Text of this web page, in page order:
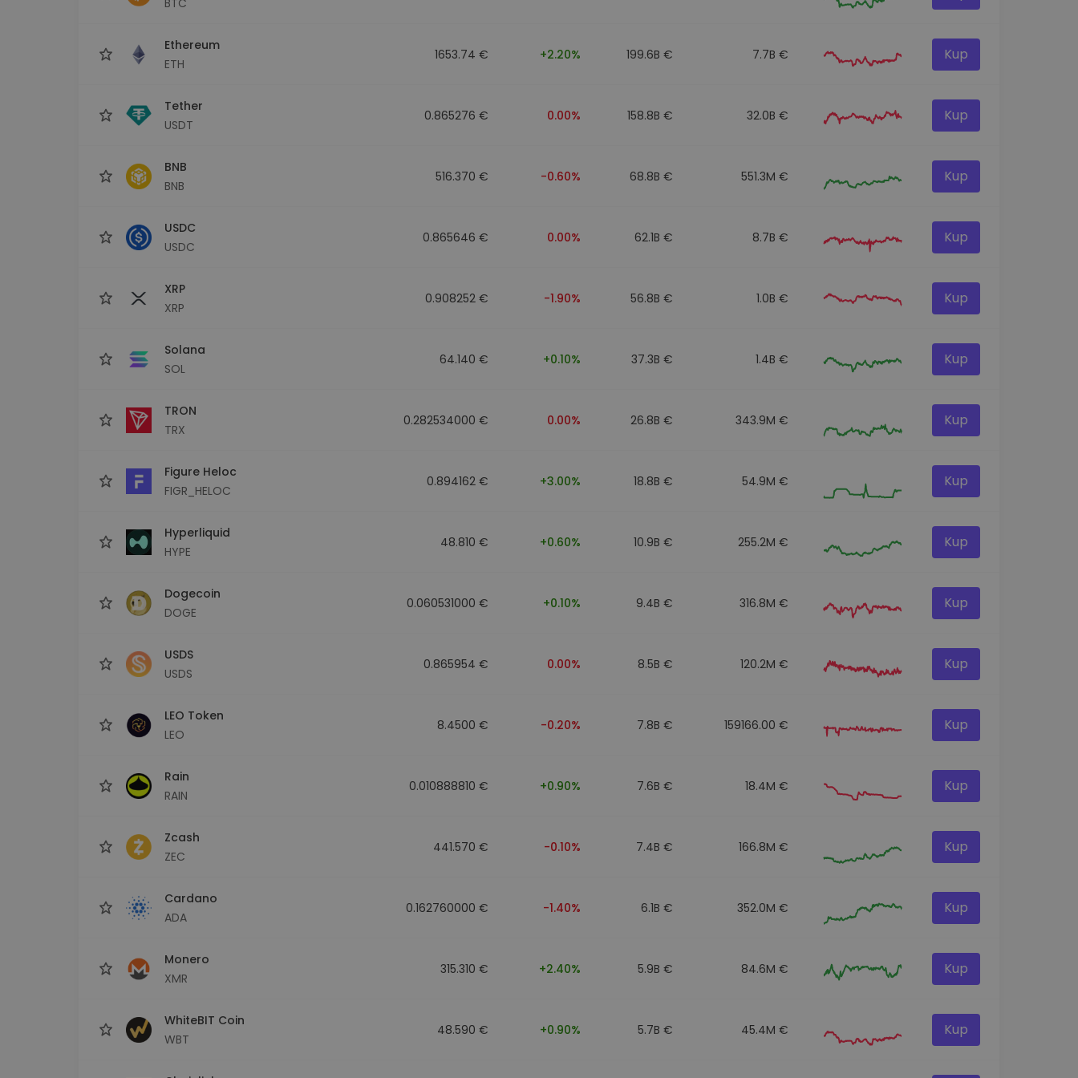
Ethereum
ETH
1653.74 € +2.20% 199.6B € 7.7B € Kup
Tether
USDT
0.865276 € 0.00% 158.8B € 32.0B € Kup
BNB
BNB
516.370 € -0.60% 68.8B € 551.3M € Kup
USDC
USDC
0.865646 € 0.00% 62.1B € 8.7B € Kup
XRP
XRP
0.908252 € -1.90% 56.8B € 1.0B € Kup
Solana
SOL
64.140 € +0.10% 37.3B € 1.4B € Kup
TRON
TRX
0.282534000 € 0.00% 26.8B € 343.9M € Kup
Figure Heloc
FIGR_HELOC
0.894162 € +3.00% 18.8B € 54.9M € Kup
Hyperliquid
HYPE
48.810 € +0.60% 10.9B € 255.2M € Kup
Dogecoin
DOGE
0.060531000 € +0.10% 9.4B € 316.8M € Kup
USDS
USDS
0.865954 € 0.00% 8.5B € 120.2M € Kup
LEO Token
LEO
8.4500 € -0.20% 7.8B € 159166.00 € Kup
Rain
RAIN
0.010888810 € +0.90% 7.6B € 18.4M € Kup
Zcash
ZEC
441.570 € -0.10% 7.4B € 166.8M € Kup
Cardano
ADA
0.162760000 € -1.40% 6.1B € 352.0M € Kup
Monero
XMR
315.310 € +2.40% 5.9B € 84.6M € Kup
WhiteBIT Coin
WBT
48.590 € +0.90% 5.7B € 45.4M € Kup